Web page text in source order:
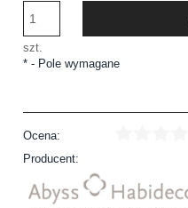
szt.
* - Pole wymagane
Ocena:
Producent: